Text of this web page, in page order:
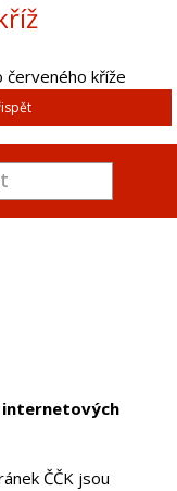
červeného kříže
internetových
ČČK jsou